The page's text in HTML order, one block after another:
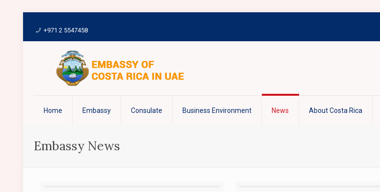
+971 2 5547458
Home Embassy Consulate Business Environment News About Costa Rica
Embassy News